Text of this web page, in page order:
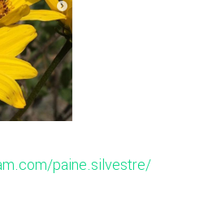
paine.silvestre/